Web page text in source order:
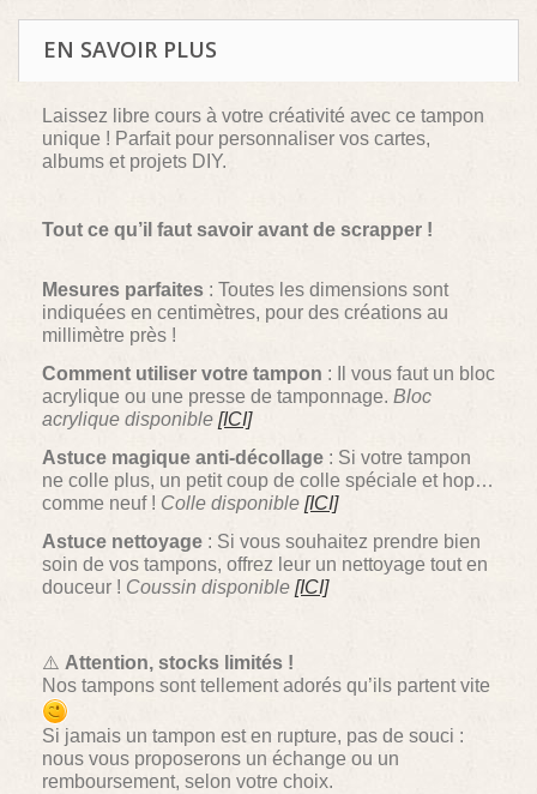
EN SAVOIR PLUS
Laissez libre cours à votre créativité avec ce tampon
unique ! Parfait pour personnaliser vos cartes,
albums et projets DIY.
Tout ce qu’il faut savoir avant de scrapper !
Mesures parfaites : Toutes les dimensions sont
indiquées en centimètres, pour des créations au
millimètre près !
Comment utiliser votre tampon : Il vous faut un bloc
acrylique ou une presse de tamponnage. Bloc
acrylique disponible [ICI]
Astuce magique anti-décollage : Si votre tampon
ne colle plus, un petit coup de colle spéciale et hop…
comme neuf ! Colle disponible [ICI]
Astuce nettoyage : Si vous souhaitez prendre bien
soin de vos tampons, offrez leur un nettoyage tout en
douceur ! Coussin disponible [ICI]
⚠️ Attention, stocks limités !
Nos tampons sont tellement adorés qu’ils partent vite
Si jamais un tampon est en rupture, pas de souci :
nous vous proposerons un échange ou un
remboursement, selon votre choix.